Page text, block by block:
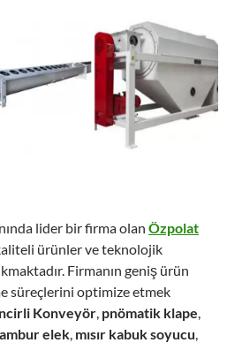
lider bir firma olan Özpolat
ürünler ve teknolojik
Firmanın geniş ürün
süreçlerini optimize etmek
Konveyör, pnömatik klape,
elek, mısır kabuk soyucu,